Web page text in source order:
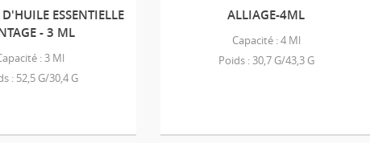
ESSENTIELLE
- 3 ML
: 3 Ml
: 52,5 G/30,4 G
ALLIAGE-4ML
Capacité : 4 Ml
Poids : 30,7 G/43,3 G